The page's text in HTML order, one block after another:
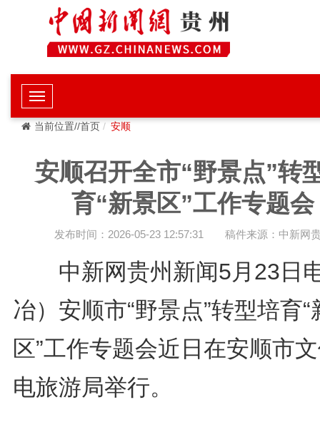
当前位置//首页 安顺
安顺召开全市“野景点”转
育“新景区”工作专题会
发布时间：2026-05-23 12:57:31 稿件来源：中新网
中新网贵州新闻5月23日
冶）安顺市“野景点”转型培育“
区”工作专题会近日在安顺市
电旅游局举行。